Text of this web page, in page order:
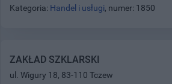
Kategoria: Handel i usługi, numer: 1850
ZAKŁAD SZKLARSKI
ul. Wigury 18, 83-110 Tczew